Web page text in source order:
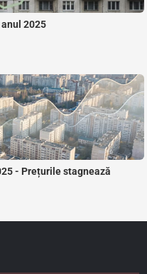
2025
- Prețurile stagnează